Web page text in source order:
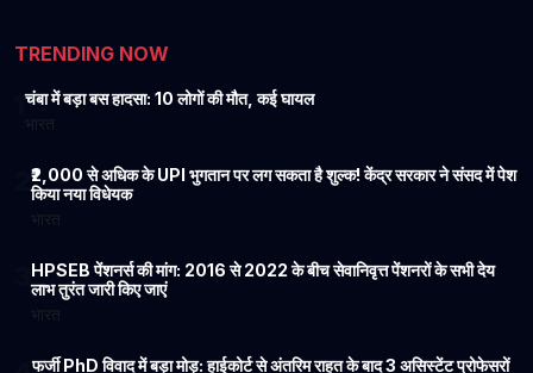
TRENDING NOW
1चंबा में बड़ा बस हादसा: 10 लोगों की मौत, कई घायल
₹2,000 से अधिक के UPI भुगतान पर लग सकता है शुल्क! केंद्र सरकार ने संसद में पेश
किया नया विधेयक
HPSEB पेंशनर्स की मांग: 2016 से 2022 के बीच सेवानिवृत्त पेंशनरों के सभी देय
लाभ तुरंत जारी किए जाएं
फर्जी PhD विवाद में बड़ा मोड़: हाईकोर्ट से अंतरिम राहत के बाद 3 असिस्टेंट प्रोफेसरों